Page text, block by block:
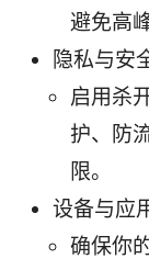
避免高
隐私与安
启用杀
护、防
限。
设备与应
确保你